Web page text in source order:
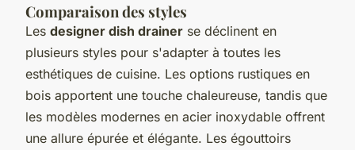
Comparaison des styles
Les designer dish drainer se déclinent en
plusieurs styles pour s'adapter à toutes les
esthétiques de cuisine. Les options rustiques en
bois apportent une touche chaleureuse, tandis que
les modèles modernes en acier inoxydable offrent
une allure épurée et élégante. Les égouttoirs